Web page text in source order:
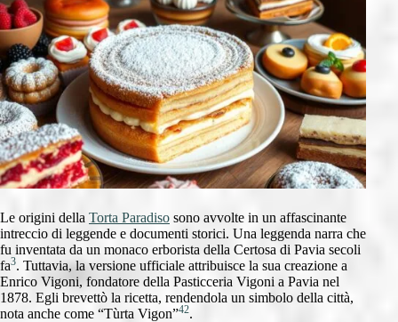
Le origini della Torta Paradiso sono avvolte in un affascinante
intreccio di leggende e documenti storici. Una leggenda narra che
fu inventata da un monaco erborista della Certosa di Pavia secoli
fa3. Tuttavia, la versione ufficiale attribuisce la sua creazione a
Enrico Vigoni, fondatore della Pasticceria Vigoni a Pavia nel
1878. Egli brevettò la ricetta, rendendola un simbolo della città,
nota anche come “Tùrta Vigon”42.